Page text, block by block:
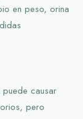
en peso, orina
puede causar
pero